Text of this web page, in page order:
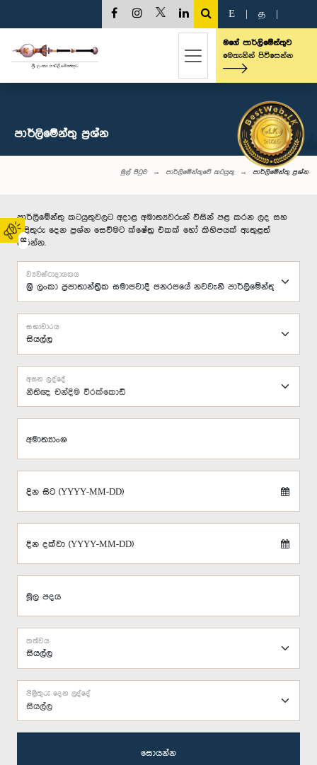
02
E த
මගේ පාර්ලිමේන්තුව
මෙතැනින් පිවිසෙන්න
පාර්ලි‌මේන්තු‌ ප්‍රශ්න
මුල් පිටුව පාර්ලිමේන්තුවේ කටයුතු පාර්ලි‌මේන්තු‌ ප්‍රශ්න
පාර්ලිමේන්තු කටයුතුවලට අදාළ අමාත්‍යවරුන් විසින් පළ කරන ලද සහ
පිළිතුරු දෙන ප්‍රශ්න සෙවීමට ක්ෂේත්‍ර එකක් හෝ කිහිපයක් ඇතුළත්
කරන්න.
ව්‍යවස්ථාදායකය
සභාවාරය
නීතිඥ චන්දිම වීරක්කොඩි
අසන ලද්දේ
අමාත්‍යාංශ
දින සිට (YYYY-MM-DD)
දින දක්වා (YYYY-MM-DD)
මූල පදය
තත්වය
සියල්ල
පිළිතුරු දෙන ලද්දේ
සොයන්න